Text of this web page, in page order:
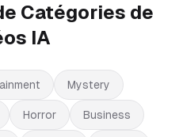
Catégories de
IA
Mystery
Horror Business